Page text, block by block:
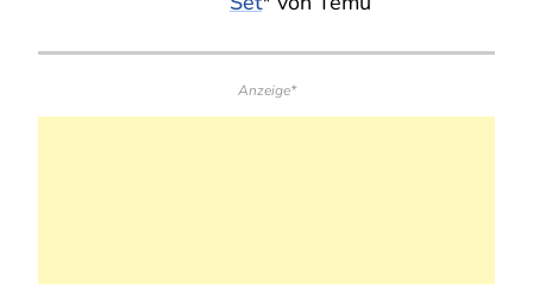
Anzeige*